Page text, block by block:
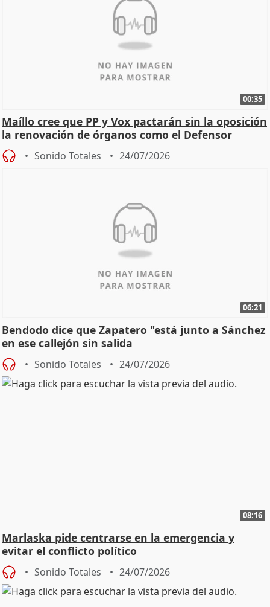
00:35
Maíllo cree que PP y Vox pactarán sin la oposición
la renovación de órganos como el Defensor
Sonido Totales 24/07/2026
06:21
Bendodo dice que Zapatero "está junto a Sánchez
en ese callejón sin salida
Sonido Totales 24/07/2026
08:16
Marlaska pide centrarse en la emergencia y
evitar el conflicto político
Sonido Totales 24/07/2026